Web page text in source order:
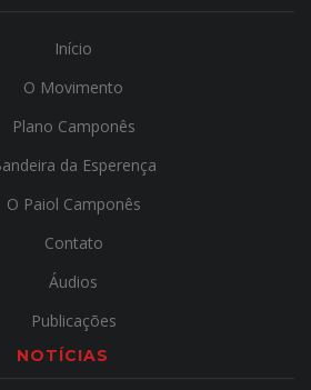
Início
O Movimento
Plano Camponês
da Esperença
O Paiol Camponês
Contato
Áudios
Publicações
NOTÍCIAS